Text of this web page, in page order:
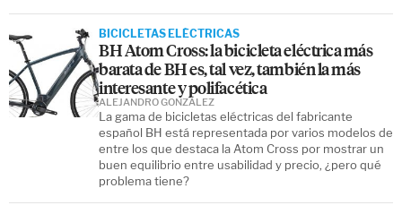
BICICLETAS ELÉCTRICAS
BH Atom Cross: la bicicleta eléctrica más
barata de BH es, tal vez, también la más
interesante y polifacética
La gama de bicicletas eléctricas del fabricante
español BH está representada por varios modelos de
entre los que destaca la Atom Cross por mostrar un
buen equilibrio entre usabilidad y precio, ¿pero qué
problema tiene?
ALEJANDRO GONZÁLEZ